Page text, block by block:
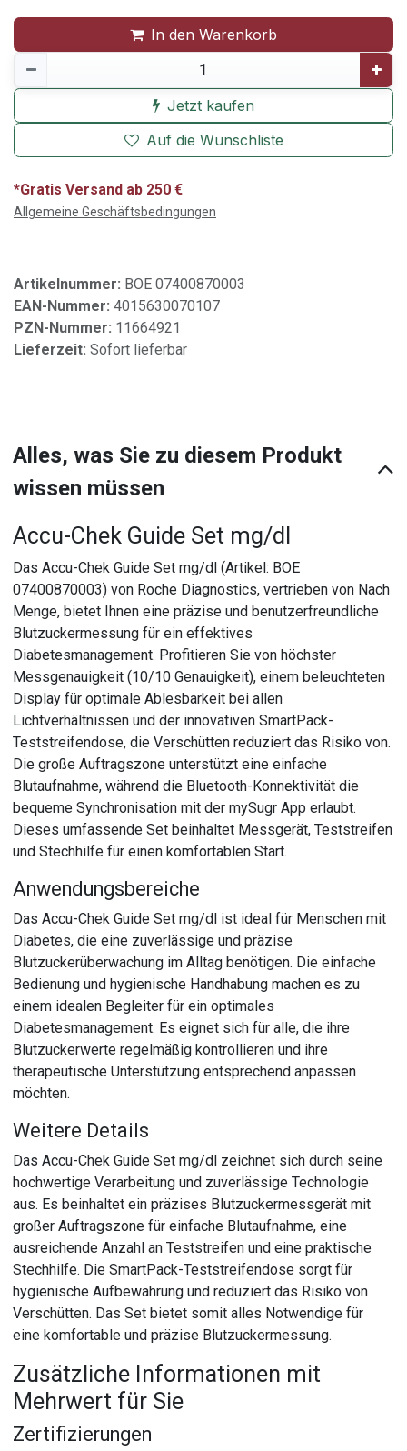
In den Warenkorb
Jetzt kaufen
Auf die Wunschliste
*Gratis Versand ab 250 €
Allgemeine Geschäftsbedingungen
Artikelnummer: BOE 07400870003
EAN-Nummer: 4015630070107
PZN-Nummer: 11664921
Lieferzeit: Sofort lieferbar
Alles, was Sie zu diesem Produkt
wissen müssen
Accu-Chek Guide Set mg/dl
Das Accu-Chek Guide Set mg/dl (Artikel: BOE
07400870003) von Roche Diagnostics, vertrieben von Nach
Menge, bietet Ihnen eine präzise und benutzerfreundliche
Blutzuckermessung für ein effektives
Diabetesmanagement. Profitieren Sie von höchster
Messgenauigkeit (10/10 Genauigkeit), einem beleuchteten
Display für optimale Ablesbarkeit bei allen
Lichtverhältnissen und der innovativen SmartPack-
Teststreifendose, die Verschütten reduziert das Risiko von.
Die große Auftragszone unterstützt eine einfache
Blutaufnahme, während die Bluetooth-Konnektivität die
bequeme Synchronisation mit der mySugr App erlaubt.
Dieses umfassende Set beinhaltet Messgerät, Teststreifen
und Stechhilfe für einen komfortablen Start.
Anwendungsbereiche
Das Accu-Chek Guide Set mg/dl ist ideal für Menschen mit
Diabetes, die eine zuverlässige und präzise
Blutzuckerüberwachung im Alltag benötigen. Die einfache
Bedienung und hygienische Handhabung machen es zu
einem idealen Begleiter für ein optimales
Diabetesmanagement. Es eignet sich für alle, die ihre
Blutzuckerwerte regelmäßig kontrollieren und ihre
therapeutische Unterstützung entsprechend anpassen
möchten.
Weitere Details
Das Accu-Chek Guide Set mg/dl zeichnet sich durch seine
hochwertige Verarbeitung und zuverlässige Technologie
aus. Es beinhaltet ein präzises Blutzuckermessgerät mit
großer Auftragszone für einfache Blutaufnahme, eine
ausreichende Anzahl an Teststreifen und eine praktische
Stechhilfe. Die SmartPack-Teststreifendose sorgt für
hygienische Aufbewahrung und reduziert das Risiko von
Verschütten. Das Set bietet somit alles Notwendige für
eine komfortable und präzise Blutzuckermessung.
Zusätzliche Informationen mit
Mehrwert für Sie
Zertifizierungen